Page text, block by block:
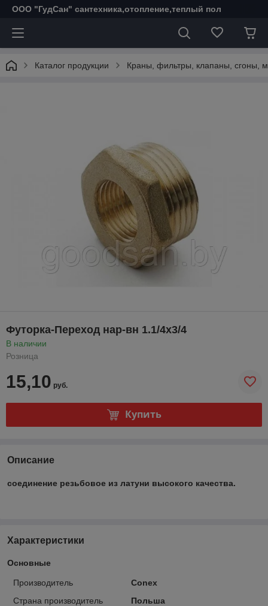
ООО "ГудСан" сантехника,отопление,теплый пол
Каталог продукции Краны, фильтры, клапаны, сгоны,
Футорка-Переход нар-вн 1.1/4х3/4
В наличии
Розница
15,10 руб.
Купить
Описание
соединение резьбовое из латуни высокого качества.
Характеристики
Основные
Производитель
Conex
Страна производитель
Польша